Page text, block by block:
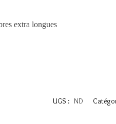
extra longues
UGS : ND